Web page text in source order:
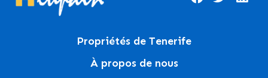
Propriétés de Tenerife
À propos de nous